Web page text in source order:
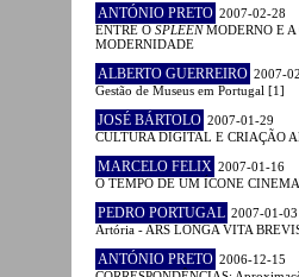
ANTÓNIO PRETO 2007-02-28
ENTRE O SPLEENMODERNO E A
MODERNIDADE
ALBERTO GUERREIRO 2007-
Gestão de Museus em Portugal [1]
JOSÉ BÁRTOLO 2007-01-29
CULTURA DIGITAL E CRIAÇÃO
MARCELO FELIX 2007-01-16
O TEMPO DE UM ÍCONE
PEDRO PORTUGAL 2007-01-03
Artória - ARS LONGA VITA
ANTÓNIO PRETO 2006-12-15